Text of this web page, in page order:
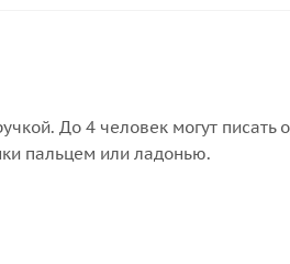
До 4 человек могут писать
пальцем или ладонью.